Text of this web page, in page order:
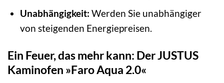
Unabhängigkeit: Werden Sie unabhängiger
von steigenden Energiepreisen.
Ein Feuer, das mehr kann: Der JUSTUS
Kaminofen »Faro Aqua 2.0«